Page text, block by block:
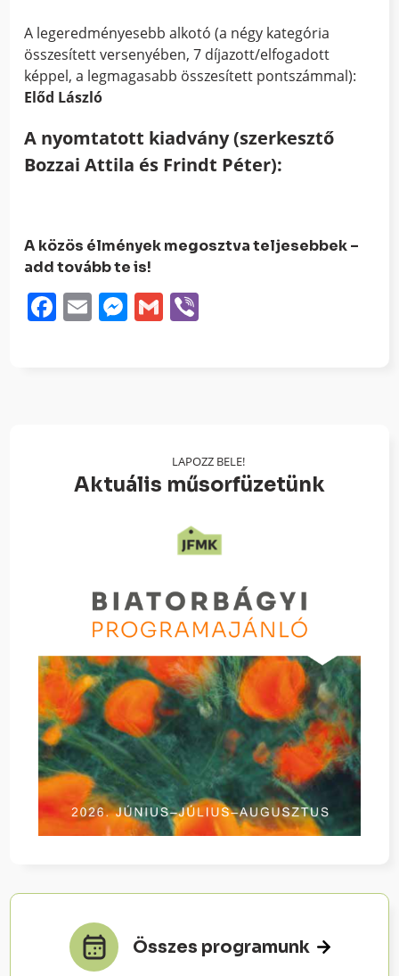
A legeredményesebb alkotó (a négy kategória
összesített versenyében, 7 díjazott/elfogadott
képpel, a legmagasabb összesített pontszámmal):
Előd László
A nyomtatott kiadvány (szerkesztő
Bozzai Attila és Frindt Péter):
A közös élmények megosztva teljesebbek –
add tovább te is!
Facebook
EmailMessenger
Gmail
LAPOZZ BELE!
Aktuális műsorfüzetünk
Összes programunk